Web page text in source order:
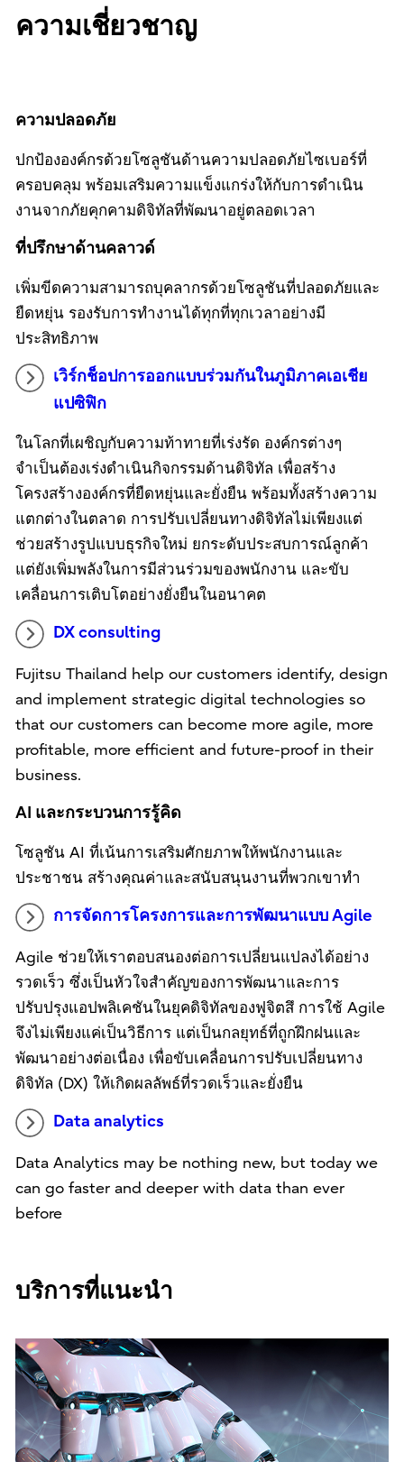
ความเชี่ยวชาญ
ความปลอดภัย
ปกป้ององค์กรด้วยโซลูชันด้านความปลอดภัยไซเบอร์ที่
ครอบคลุม พร้อมเสริมความแข็งแกร่งให้กับการดำเนิน
งานจากภัยคุกคามดิจิทัลที่พัฒนาอยู่ตลอดเวลา
ที่ปรึกษาด้านคลาวด์
เพิ่มขีดความสามารถบุคลากรด้วยโซลูชันที่ปลอดภัยและ
ยืดหยุ่น รองรับการทำงานได้ทุกที่ทุกเวลาอย่างมี
ประสิทธิภาพ
เวิร์กช็อปการออกแบบร่วมกันในภูมิภาคเอเชีย
แปซิฟิก
ในโลกที่เผชิญกับความท้าทายที่เร่งรัด องค์กรต่างๆ
จำเป็นต้องเร่งดำเนินกิจกรรมด้านดิจิทัล เพื่อสร้าง
โครงสร้างองค์กรที่ยืดหยุ่นและยั่งยืน พร้อมทั้งสร้างความ
แตกต่างในตลาด การปรับเปลี่ยนทางดิจิทัลไม่เพียงแต่
ช่วยสร้างรูปแบบธุรกิจใหม่ ยกระดับประสบการณ์ลูกค้า
แต่ยังเพิ่มพลังในการมีส่วนร่วมของพนักงาน และขับ
เคลื่อนการเติบโตอย่างยั่งยืนในอนาคต
DX consulting
Fujitsu Thailand help our customers identify, design
and implement strategic digital technologies so
that our customers can become more agile, more
profitable, more efficient and future-proof in their
business.
AI และกระบวนการรู้คิด
โซลูชัน AI ที่เน้นการเสริมศักยภาพให้พนักงานและ
ประชาชน สร้างคุณค่าและสนับสนุนงานที่พวกเขาทำ
การจัดการโครงการและการพัฒนาแบบ Agile
Agile ช่วยให้เราตอบสนองต่อการเปลี่ยนแปลงได้อย่าง
รวดเร็ว ซึ่งเป็นหัวใจสำคัญของการพัฒนาและการ
ปรับปรุงแอปพลิเคชันในยุคดิจิทัลของฟูจิตสึ การใช้ Agile
จึงไม่เพียงแค่เป็นวิธีการ แต่เป็นกลยุทธ์ที่ถูกฝึกฝนและ
พัฒนาอย่างต่อเนื่อง เพื่อขับเคลื่อนการปรับเปลี่ยนทาง
ดิจิทัล (DX) ให้เกิดผลลัพธ์ที่รวดเร็วและยั่งยืน
Data analytics
Data Analytics may be nothing new, but today we
can go faster and deeper with data than ever
before
บริการที่แนะนำ